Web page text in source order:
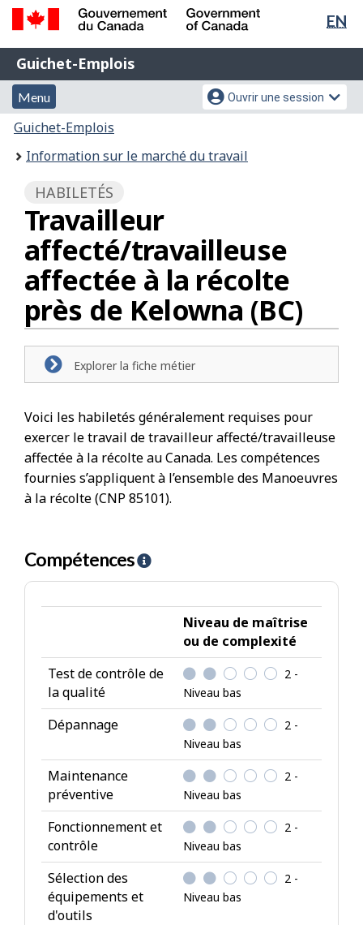
Passer
principal
Passer
version
HTML
simplifiée
de
EN
Gouvernement
du
Canada
Government
of
Canada
Guichet-
Emplois
Guichet-Emplois
Menu
et
recherche
Menu
Menu
des
paramètres
du
compte
Ouvrir une session
Vous
êtes
Guichet-Emplois
Information sur le marché du travail
HABILETÉS
Travailleur
affecté/travailleuse
affectée à la récolte
près de Kelowna (BC)
Explorer la fiche métier
Voici les habiletés généralement requises pour
exercer le travail de travailleur affecté/travailleuse
affectée à la récolte au Canada. Les compétences
fournies s’appliquent à l’ensemble des Manoeuvres
à la récolte (CNP 85101).
Compétences
A
i
C
o
t
c
s
Niveau de maîtrise
ou de complexité
Test de contrôle de
la qualité
2 -
Niveau bas
Dépannage
2 -
Niveau bas
Maintenance
préventive
2 -
Niveau bas
Fonctionnement et
contrôle
2 -
Niveau bas
Sélection des
équipements et
d'outils
2 -
Niveau bas